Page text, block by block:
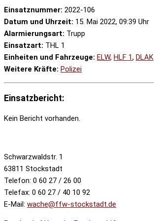
Einsatznummer: 2022-106
Datum und Uhrzeit: 15. Mai 2022, 09:39 Uhr
Alarmierungsart: Trupp
Einsatzart: THL 1
Einheiten und Fahrzeuge: ELW, HLF 1, DLAK
Weitere Kräfte: Polizei
Einsatzbericht:
Kein Bericht vorhanden.
Schwarzwaldstr. 1
63811 Stockstadt
Telefon: 0 60 27 / 26 00
Telefax: 0 60 27 / 40 10 92
E-Mail: wache@ffw-stockstadt.de